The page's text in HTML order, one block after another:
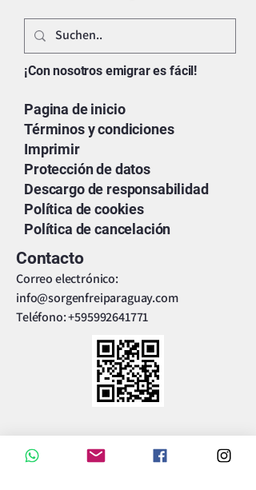
¡Con nosotros emigrar es fácil!
Pagina de inicio
Términos y condiciones
Imprimir
Protección de datos
Descargo de responsabilidad
Política de cookies
Política de cancelación
Contacto
Correo electrónico:
info@sorgenfreiparaguay.com
Teléfono:+595992641771